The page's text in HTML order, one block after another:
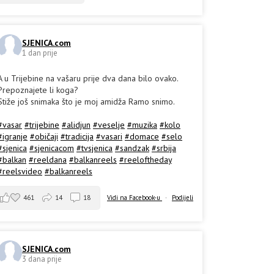
SJENICA.com
1 dan prije
u Trijebine na vašaru prije dva dana bilo ovako.
li koga?
još snimaka što je moj amidža Ramo snimo.
#trijebine #alidjun #veselje #muzika #kolo
#običaji #tradicija #vasari #domace #selo
#sjenicacom #tvsjenica #sandzak #srbija
#reeldana #balkanreels #reeloftheday
#balkanreels
Vidi na Facebook-u · Podijeli
461 14 18
SJENICA.com
3 dana prije